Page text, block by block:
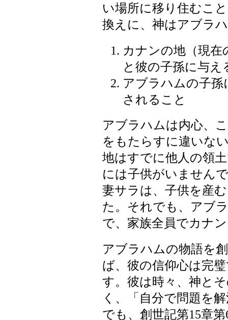
い場所に移り住むこ
換えに、神はアブラ
カナンの地（現
と彼の子孫に与え
アブラハムの子
されること
アブラハムは内心、
をもたらすに違いな
地はすでに他人の領
には子供がいません
妻サラは、子供を産
た。それでも、アブ
で、家族全員でカナ
アブラハムの物語を
ば、彼の信仰心は完
す。彼は時々、神と
く、「自分で問題を
でも、創世記第15章